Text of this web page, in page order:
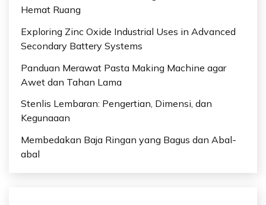
Hemat Ruang
Exploring Zinc Oxide Industrial Uses in Advanced
Secondary Battery Systems
Panduan Merawat Pasta Making Machine agar
Awet dan Tahan Lama
Stenlis Lembaran: Pengertian, Dimensi, dan
Kegunaaan
Membedakan Baja Ringan yang Bagus dan Abal-
abal